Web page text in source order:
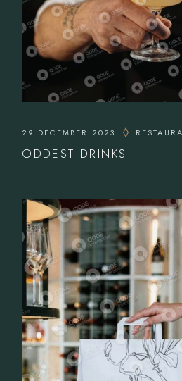
29 DECEMBER 2023
ODDEST DRINKS